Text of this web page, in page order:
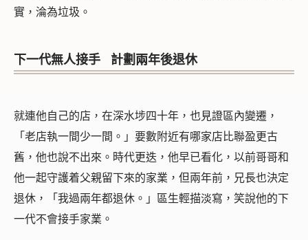
實，淪為垃圾。
下一代無人接手 計劃 兩年後退休
就連他自己的店，在深水埗四十年，也見證區內變遷，
「老店執一間少一間。」要數附近有哪家店比聯盈更古
舊，他也說不出來。 時代更迭，他早已看化 ，以前哥哥和
他一起守護着父親留下來的家業，但兩年前，兄長也決定
退休，「我過兩年都退休。」區生輕描淡寫，笑說他的下
一代不會接手家業。